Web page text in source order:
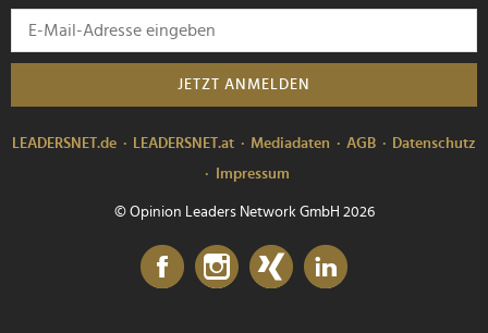
JETZT ANMELDEN
LEADERSNET.de LEADERSNET.at Mediadaten AGB
Datenschutz
Impressum
© Opinion Leaders Network GmbH 2026